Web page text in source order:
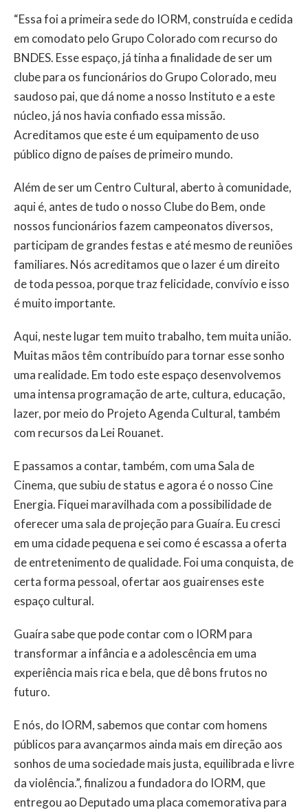
“Essa foi a primeira sede do IORM, construída e cedida
em comodato pelo Grupo Colorado com recurso do
BNDES. Esse espaço, já tinha a finalidade de ser um
clube para os funcionários do Grupo Colorado, meu
saudoso pai, que dá nome a nosso Instituto e a este
núcleo, já nos havia confiado essa missão.
Acreditamos que este é um equipamento de uso
público digno de países de primeiro mundo.
Além de ser um Centro Cultural, aberto à comunidade,
aqui é, antes de tudo o nosso Clube do Bem, onde
nossos funcionários fazem campeonatos diversos,
participam de grandes festas e até mesmo de reuniões
familiares. Nós acreditamos que o lazer é um direito
de toda pessoa, porque traz felicidade, convívio e isso
é muito importante.
Aqui, neste lugar tem muito trabalho, tem muita união.
Muitas mãos têm contribuído para tornar esse sonho
uma realidade. Em todo este espaço desenvolvemos
uma intensa programação de arte, cultura, educação,
lazer, por meio do Projeto Agenda Cultural, também
com recursos da Lei Rouanet.
E passamos a contar, também, com uma Sala de
Cinema, que subiu de status e agora é o nosso Cine
Energia. Fiquei maravilhada com a possibilidade de
oferecer uma sala de projeção para Guaíra. Eu cresci
em uma cidade pequena e sei como é escassa a oferta
de entretenimento de qualidade. Foi uma conquista, de
certa forma pessoal, ofertar aos guairenses este
espaço cultural.
Guaíra sabe que pode contar com o IORM para
transformar a infância e a adolescência em uma
experiência mais rica e bela, que dê bons frutos no
futuro.
E nós, do IORM, sabemos que contar com homens
públicos para avançarmos ainda mais em direção aos
sonhos de uma sociedade mais justa, equilibrada e livre
da violência.”, finalizou a fundadora do IORM, que
entregou ao Deputado uma placa comemorativa para